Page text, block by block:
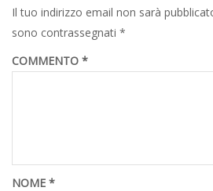
Il tuo indirizzo email non sarà
sono contrassegnati *
COMMENTO *
NOME *